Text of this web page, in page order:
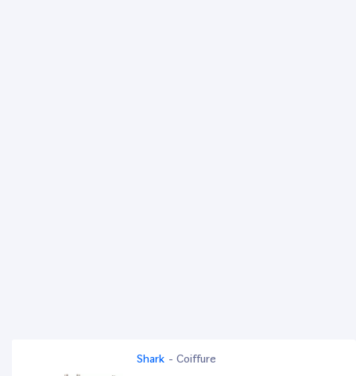
Shark - Coiffure